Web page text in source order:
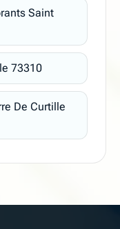
Saint
73310
De Curtille